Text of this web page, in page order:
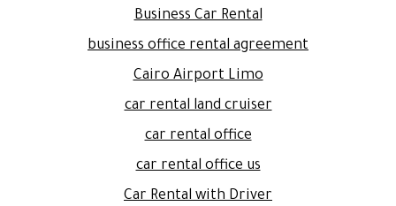
Business Car Rental
business office rental agreement
Cairo Airport Limo
car rental land cruiser
car rental office
car rental office us
Car Rental with Driver